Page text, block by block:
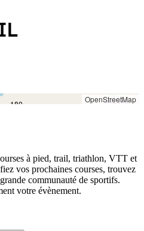
180
OpenStreetMap
à pied, trail, triathlon, VTT et
vos prochaines courses, trouvez
communauté de sportifs.
votre évènement.